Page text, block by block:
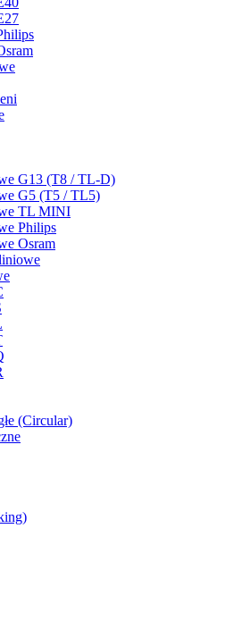
G13 (T8 / TL-D)
G5 (T5 / TL5)
TL MINI
Philips
Osram
(Circular)